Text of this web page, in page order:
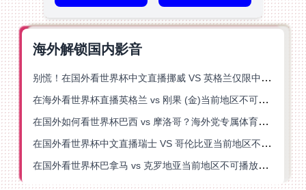
海外解锁国内影音
别慌！在国外看世界杯中文直播挪威 VS 英格兰仅限中国大陆？这篇指南帮你搞定
在海外看世界杯直播英格兰 vs 刚果 (金)当前地区不可播放？这篇指南帮你突破所有限制
在国外如何看世界杯巴西 vs 摩洛哥？海外党专属体育观赛指南来了
在国外看世界杯中文直播瑞士 VS 哥伦比亚当前地区不可播放？这篇指南帮你搞定
在国外看世界杯巴拿马 vs 克罗地亚当前地区不可播放？这篇指南帮你轻松解决海外体育直播难题